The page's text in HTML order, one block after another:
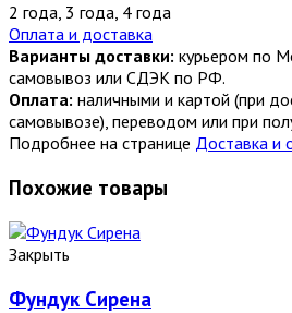
2 года, 3 года, 4 года
Оплата и доставка
Варианты доставки: курьером по
самовывоз или СДЭК по РФ.
Оплата: наличными и картой (при
самовывозе), переводом или при
Подробнее на странице Доставка и
Похожие товары
Закрыть
Фундук Сирена